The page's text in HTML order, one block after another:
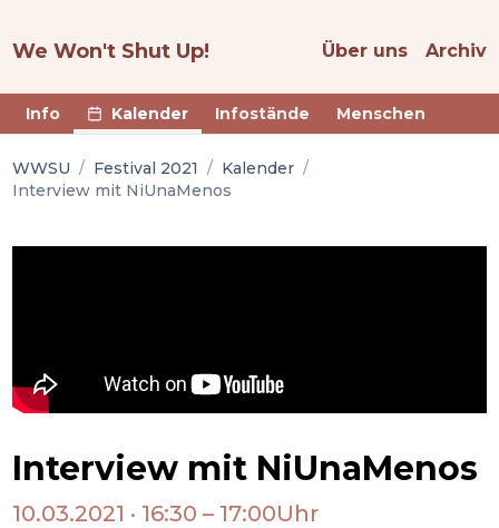
We Won't Shut Up! Über uns Archiv
Info Kalender Infostände Menschen
WWSU / Festival 2021 / Kalender /
Interview mit NiUnaMenos
Interview mit NiUnaMenos
10.03.2021 · 16:30 – 17:00Uhr